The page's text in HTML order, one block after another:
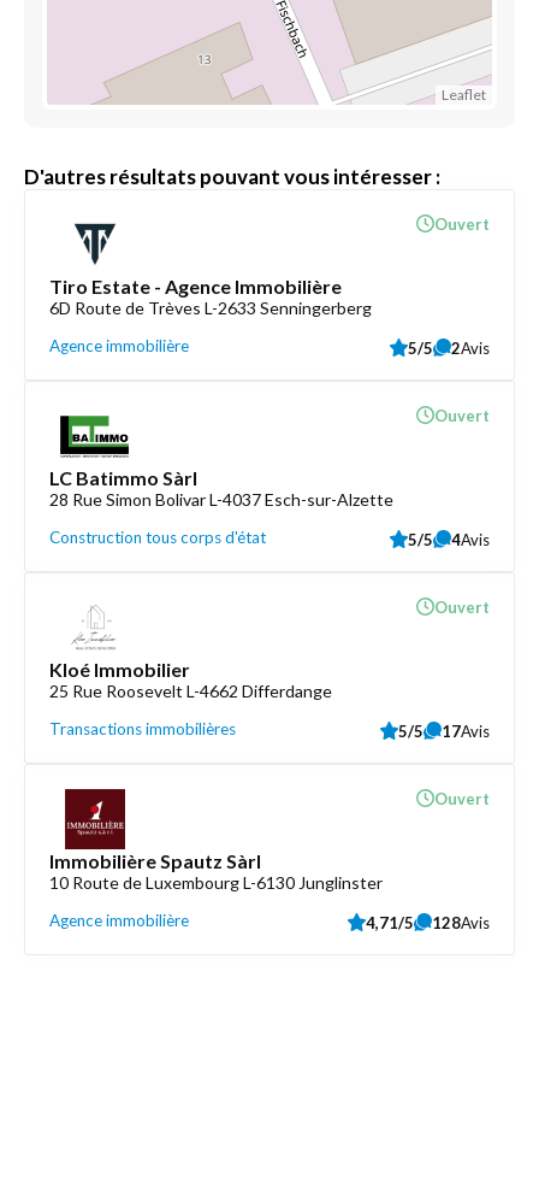
Leaflet
D'autres résultats pouvant vous intéresser :
Tiro Estate - Agence Immobilière
6D Route de Trèves L-2633 Senningerberg
Agence immobilière
Ouvert
5/5 2Avis
LC Batimmo Sàrl
28 Rue Simon Bolivar L-4037 Esch-sur-Alzette
Construction tous corps d'état
Ouvert
5/5 4Avis
Kloé Immobilier
25 Rue Roosevelt L-4662 Differdange
Transactions immobilières
Ouvert
5/5 17Avis
Immobilière Spautz Sàrl
10 Route de Luxembourg L-6130 Junglinster
Agence immobilière
Ouvert
4,71/5 128Avis